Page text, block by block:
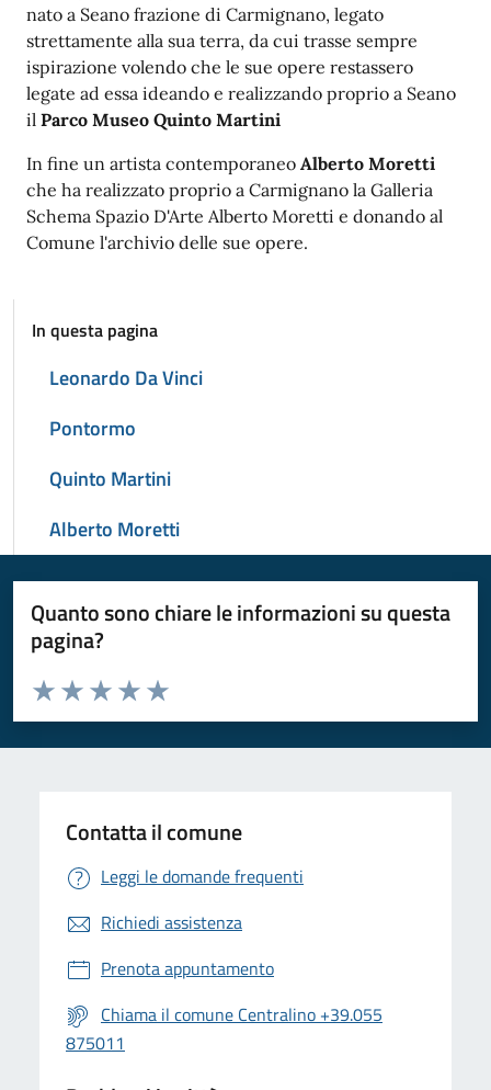
nato a Seano frazione di Carmignano, legato
strettamente alla sua terra, da cui trasse sempre
ispirazione volendo che le sue opere restassero
legate ad essa ideando e realizzando proprio a Seano
il Parco Museo Quinto Martini
In fine un artista contemporaneo Alberto Moretti
che ha realizzato proprio a Carmignano la Galleria
Schema Spazio D'Arte Alberto Moretti e donando al
Comune l'archivio delle sue opere.
In questa pagina
Leonardo Da Vinci
Pontormo
Quinto Martini
Alberto Moretti
Quanto sono chiare le informazioni su questa
pagina?
Valuta da 1 a 5 stelle la pagina
Valuta 5 stelle su 5
Valuta 4 stelle su 5
Valuta 3 stelle su 5
Valuta 2 stelle su 5
Valuta 1 stelle su 5
Contatta il comune
Leggi le domande frequenti
Richiedi assistenza
Prenota appuntamento
Chiama il comune Centralino +39.055
875011